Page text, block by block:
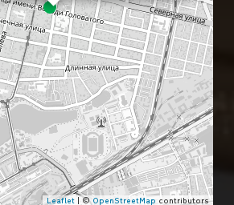
Leaflet | ©OpenStreetMap contributors